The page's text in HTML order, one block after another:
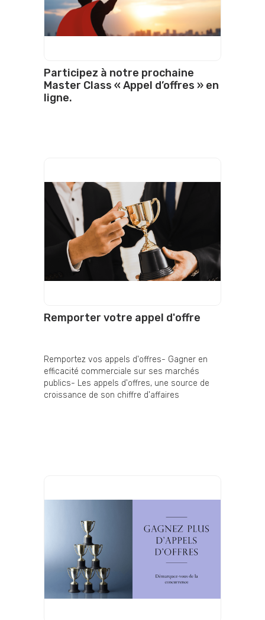
Participez à notre prochaine
Master Class « Appel d’offres » en
ligne.
Remporter votre appel d'offre
Remportez vos appels d'offres- Gagner en
efficacité commerciale sur ses marchés
publics- Les appels d'offres, une source de
croissance de son chiffre d'affaires